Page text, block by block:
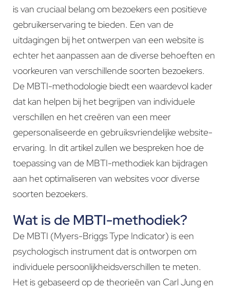
is van cruciaal belang om bezoekers een positieve
gebruikerservaring te bieden. Een van de
uitdagingen bij het ontwerpen van een website is
echter het aanpassen aan de diverse behoeften en
voorkeuren van verschillende soorten bezoekers.
De MBTI-methodologie biedt een waardevol kader
dat kan helpen bij het begrijpen van individuele
verschillen en het creëren van een meer
gepersonaliseerde en gebruiksvriendelijke website-
ervaring. In dit artikel zullen we bespreken hoe de
toepassing van de MBTI-methodiek kan bijdragen
aan het optimaliseren van websites voor diverse
soorten bezoekers.
Wat is de MBTI-methodiek?
De MBTI (Myers-Briggs Type Indicator) is een
psychologisch instrument dat is ontworpen om
individuele persoonlijkheidsverschillen te meten.
Het is gebaseerd op de theorieën van Carl Jung en